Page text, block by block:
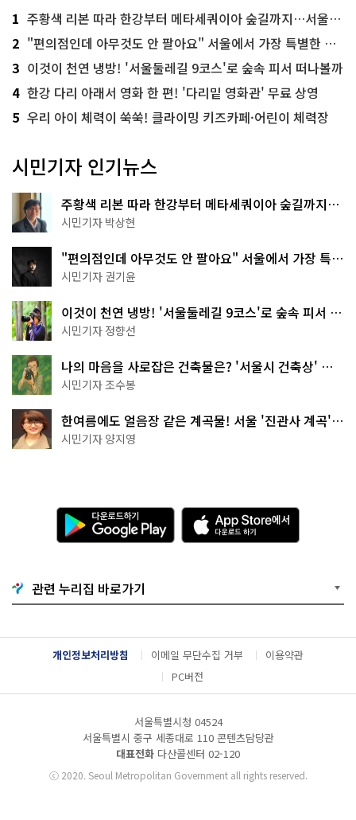
1 주황색 리본 따라 한강부터 메타세쿼이아 숲길까지…서울둘레길 15코스
2 "편의점인데 아무것도 안 팔아요" 서울에서 가장 특별한 편의점의 정체
3 이것이 천연 냉방! '서울둘레길 9코스'로 숲속 피서 떠나볼까
4 한강 다리 아래서 영화 한 편! '다리밑 영화관' 무료 상영
5 우리 아이 체력이 쑥쑥! 클라이밍 키즈카페·어린이 체력장
시민기자 인기뉴스
주황색 리본 따라 한강부터 메타세쿼이아 숲길까지…
서울둘레길 15코스
시민기자 박상현
"편의점인데 아무것도 안 팔아요" 서울에서 가장 특별
한 편의점의 정체
시민기자 권기윤
이것이 천연 냉방! '서울둘레길 9코스'로 숲속 피서 떠
나볼까
시민기자 정향선
나의 마음을 사로잡은 건축물은? '서울시 건축상' 수
상작 공개!
시민기자 조수봉
한여름에도 얼음장 같은 계곡물! 서울 '진관사 계곡'이
천국이네~
시민기자 양지영
다
운
로
기
G
o
g
l
e
A
p
p
e
서
다
운
관련 누리집 바로가기
개인정보처리방침 이메일 무단수집 거부
이용약관
PC버전
서울특별시청 04524
서울특별시 중구 세종대로 110 콘텐츠담당관
대표전화 다산콜센터 02-120
ⓒ2020. Seoul Metropolitan Government all rights reserved.